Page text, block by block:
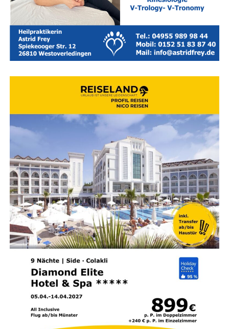
Den Kreis­lauf durchbrechen
Hei­lung beginnt dort, wo wir auf­hö­ren zu kämp­fen und
anfan­gen hin­zu­schau­en. Gemein­sam fin­den wir her­aus,
wie wir Ihren Kopf ent­las­ten und Ihren Kör­per wie­der in
Ihre aktu­el­le Lebenssituation.
Sie müs­sen die­sen Weg nicht allei­ne gehen. Wenn Sie
das Gefühl haben, fest­zu­ste­cken, las­sen Sie uns gemein­
sam schau­en, was Ihr Kör­per Ihnen sagen möchte.
„Ganz gleich, wie
beschwer­lich das Ges­
tern war, stets kannst du
im Heu­te von Neu­em
anfan­gen.“ (Bud­dha)
Kon­takt & Beratung
Ger­ne beglei­te ich Sie auf Ihrem Weg zu mehr Leich­tig­
keit und inne­rer Balance.
Natur­heil­pra­xis Astrid Frey
Spie­ker­oo­ger Str. 12, 26810